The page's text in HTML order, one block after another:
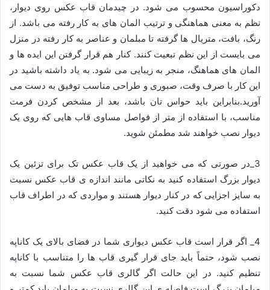
دکوراسیون محسوب می شود. در چیدمان قاب عکس روی دیوار،
نظم به معنی هماهنگی و ترتیب المان های به کار رفته می باشد. از
رنگ، بافت، متریال ها گرفته تا مبلمان و عناصر به کار رفته در منزل
می بایست از این نظم تبعیت کنند. کنار هم قرار گرفتن این ایده ها و
المان های هماهنگ، منجر به زیبایی می شود. به یاد داشته باشید در
این کار با صرف وقت، صبوری و طراحی مناسب توفیق به دست می
آورید.بنابراین باید حواس تان باشد، بعد از مشخص کردن فرمت
مناسب، با استفاده از متر از فواصل مساوی قاب هایی که روی یک
دیوار نصب خواهند شد مطمئن شوید.
3_در صورتی که می خواهید از یک قاب عکس تک برای تزئین یک
دیوار بزرگ استفاده کنید به نکاتی مانند اندازه ی قاب عکس نسبت
به سایز اجزایی که در کنار دیوار هستند و مواردی که در اطراف قاب
استفاده می شود دقت کنید.
4_ اگر قرار است قاب عکس دیواری شما در فضای بالای یک کاناپه
نصب شود، حتماً باید جای قرار گیری قاب ها را متناسب با کاناپه
تنظیم کنید. در این حالت اگر گالری قاب عکس شما نسبت به